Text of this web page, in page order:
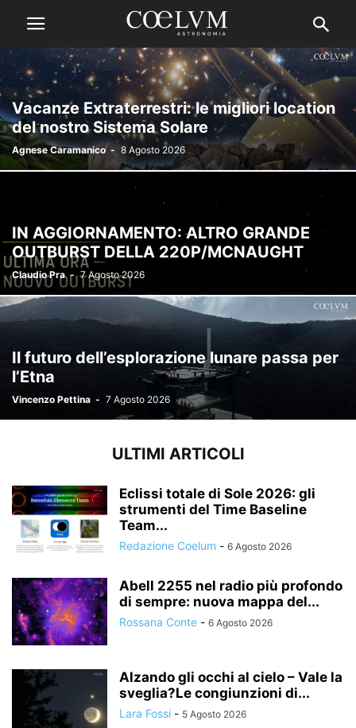
Vacanze Extraterrestri: le migliori location
del nostro Sistema Solare
Agnese Caramanico - 8 Agosto 2026
IN AGGIORNAMENTO: ALTRO GRANDE
OUTBURST DELLA 220P/MCNAUGHT
Claudio Pra - 7 Agosto 2026
Il futuro dell’esplorazione lunare passa per
l’Etna
Vincenzo Pettina - 7 Agosto 2026
ULTIMI ARTICOLI
Eclissi totale di Sole 2026: gli
strumenti del Time Baseline
Team...
Redazione Coelum - 6 Agosto 2026
Abell 2255 nel radio più profondo
di sempre: nuova mappa del...
Rossana Conte - 6 Agosto 2026
Alzando gli occhi al cielo – Vale la
sveglia?Le congiunzioni di...
Lara Fossi - 5 Agosto 2026